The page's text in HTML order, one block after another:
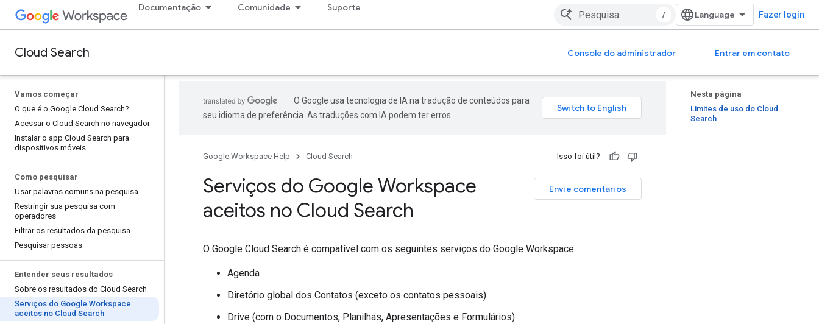
Documentação Comunidade Suporte
/ Fazer login
Cloud Search Console do administrador Entrar em contato
Vamos começar
O que é o Google Cloud Search?
Acessar o Cloud Search no navegador
Instalar o app Cloud Search para
dispositivos móveis
Como pesquisar
Usar palavras comuns na pesquisa
Restringir sua pesquisa com
operadores
Filtrar os resultados da pesquisa
Pesquisar pessoas
Entender seus resultados
Sobre os resultados do Cloud Search
Serviços do Google Workspace
aceitos no Cloud Search
Nesta página
Limites de uso do Cloud
Search
O Google usa tecnologia de IA na tradução de conteúdos para
seu idioma de preferência. As traduções com IA podem ter erros.
Google Workspace Help Cloud Search Isso foi útil?
Envie comentários
Serviços do Google Workspace
aceitos no Cloud Search
O Google Cloud Search é compatível com os seguintes serviços do Google Workspace:
Agenda
Diretório global dos Contatos (exceto os contatos pessoais)
Drive (com o Documentos, Planilhas, Apresentações e Formulários)